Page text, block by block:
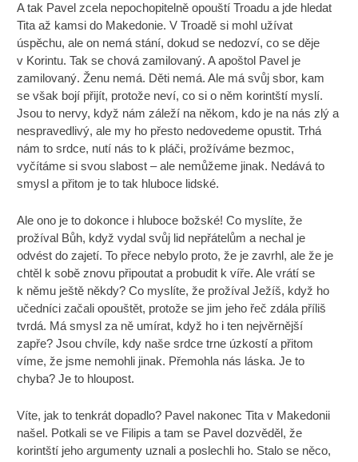
A tak Pavel zcela nepochopitelně opouští Troadu a jde hledat
Tita až kamsi do Makedonie. V Troadě si mohl užívat
úspěchu, ale on nemá stání, dokud se nedozví, co se děje
v Korintu. Tak se chová zamilovaný. A apoštol Pavel je
zamilovaný. Ženu nemá. Děti nemá. Ale má svůj sbor, kam
se však bojí přijít, protože neví, co si o něm korintští myslí.
Jsou to nervy, když nám záleží na někom, kdo je na nás zlý a
nespravedlivý, ale my ho přesto nedovedeme opustit. Trhá
nám to srdce, nutí nás to k pláči, prožíváme bezmoc,
vyčítáme si svou slabost – ale nemůžeme jinak. Nedává to
smysl a přitom je to tak hluboce lidské.
Ale ono je to dokonce i hluboce božské! Co myslíte, že
prožíval Bůh, když vydal svůj lid nepřátelům a nechal je
odvést do zajetí. To přece nebylo proto, že je zavrhl, ale že je
chtěl k sobě znovu připoutat a probudit k víře. Ale vrátí se
k němu ještě někdy? Co myslíte, že prožíval Ježíš, když ho
učedníci začali opouštět, protože se jim jeho řeč zdála příliš
tvrdá. Má smysl za ně umírat, když ho i ten nejvěrnější
zapře? Jsou chvíle, kdy naše srdce trne úzkostí a přitom
víme, že jsme nemohli jinak. Přemohla nás láska. Je to
chyba? Je to hloupost.
Víte, jak to tenkrát dopadlo? Pavel nakonec Tita v Makedonii
našel. Potkali se ve Filipis a tam se Pavel dozvěděl, že
korintští jeho argumenty uznali a poslechli ho. Stalo se něco,